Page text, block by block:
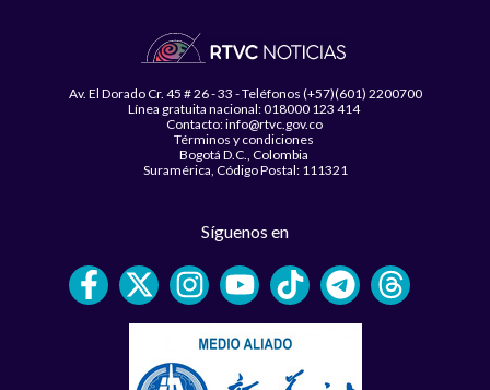
Av. El Dorado Cr. 45 # 26 - 33 - Teléfonos (+57)(601) 2200700
Línea gratuita nacional: 018000 123 414
Contacto: info@rtvc.gov.co
Términos y condiciones
Bogotá D.C., Colombia
Suramérica, Código Postal: 111321
Síguenos en